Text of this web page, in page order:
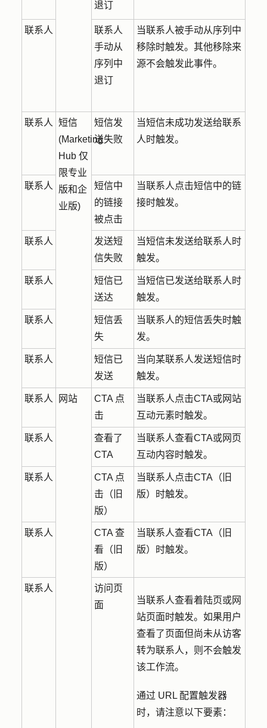
退订
联系人
联系人
手动从
序列中
退订
当联系人被手动从序列中
移除时触发。其他移除来
源不会触发此事件。
联系人
短信
(Marketing
Hub 仅
限专业
版和企
业版)
短信发
送失败
当短信未成功发送给联系
人时触发。
联系人
短信中
的链接
被点击
当联系人点击短信中的链
接时触发。
联系人
发送短
信失败
当短信未发送给联系人时
触发。
联系人
短信已
送达
当短信已发送给联系人时
触发。
联系人
短信丢
失
当联系人的短信丢失时触
发。
联系人
短信已
发送
当向某联系人发送短信时
触发。
联系人 网站
CTA 点
击
当联系人点击CTA或网站
互动元素时触发。
联系人
查看了
CTA
当联系人查看CTA或网页
互动内容时触发。
联系人
CTA 点
击（旧
版）
当联系人点击CTA（旧
版）时触发。
联系人
CTA 查
看（旧
版）
当联系人查看CTA（旧
版）时触发。
联系人
访问页
面
当联系人查看着陆页或网
站页面时触发。如果用户
查看了页面但尚未从访客
转为联系人，则不会触发
该工作流。
通过 URL 配置触发器
时，请注意以下要素：